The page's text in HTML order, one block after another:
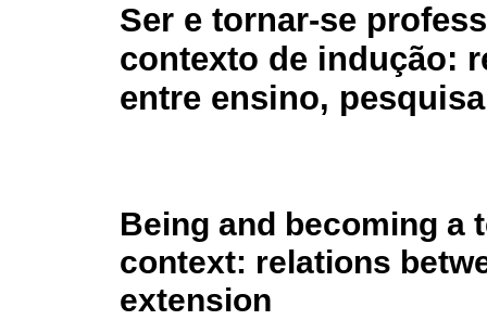
Ser e tornar-se
contexto de indução:
entre ensino,
Being and becoming a
context: relations
extension